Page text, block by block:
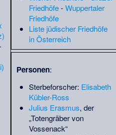
Menschlichkeit(G) ·Mehmet
Esat Bülkat(G)·Michael
Hastings (Journalist)(MW)·
Michael von Ungarn(
Miloš Obilić(G)·Mohammad
Munchin(CHR)·
Holocaust(QS-16.1.)·
Neotherapsida (BIO)·
Notogoneus osculus(BIO )·
Origenes(CHR)·Oskar
Dickmann(QS-2.1.)·
Friedhöfe-Wuppertaler
Friedhöfe
Liste jüdischer Friedhöfe
in Österreich
Personen:
Sterbeforscher: Elisabeth
Kübler-Ross
Julius Erasmus, der
„Totengräber von
Vossenack“